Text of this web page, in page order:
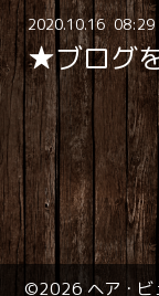
2020.10.16 08:29
★ブログ
©2026ヘア・